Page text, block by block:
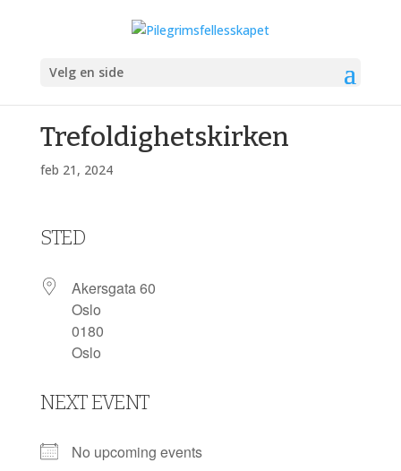
Velg en side
Trefoldighetskirken
feb 21, 2024
STED
Akersgata 60
Oslo
0180
Oslo
NEXT EVENT
No upcoming events